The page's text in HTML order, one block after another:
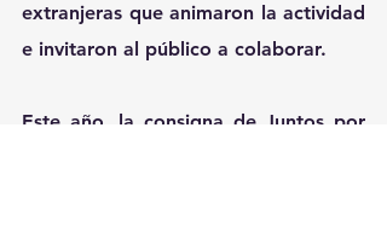
extranjeras que animaron la actividad
e invitaron al público a colaborar.
Este año, la consigna de Juntos por